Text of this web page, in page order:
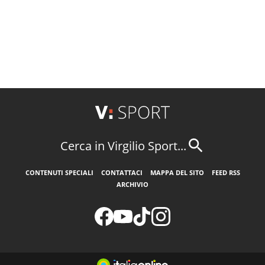
Cerca in Virgilio Sport...
CONTENUTI SPECIALI CONTATTACI MAPPA DEL SITO
FEED RSS
ARCHIVIO